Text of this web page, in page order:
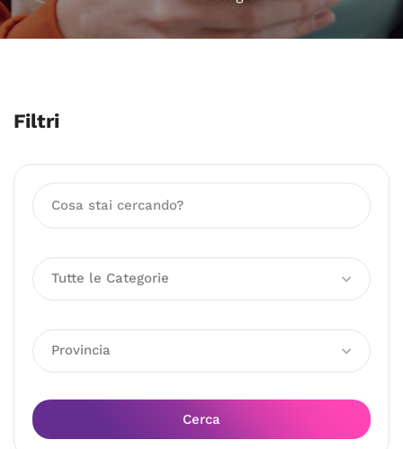
Filtri
Tutte le Categorie
Provincia
Cerca